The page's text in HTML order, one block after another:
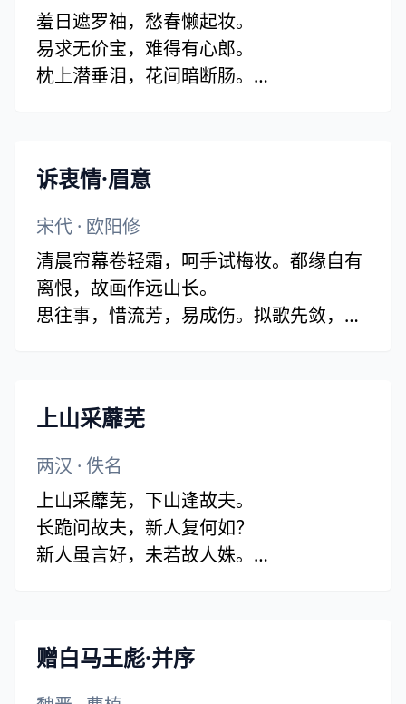
羞日遮罗袖，愁春懒起妆。
易求无价宝，难得有心郎。
枕上潜垂泪，花间暗断肠。
诉衷情·眉意
宋代 · 欧阳修
清晨帘幕卷轻霜，呵手试梅妆。都缘自有
离恨，故画作远山长。
思往事，惜流芳，易成伤。拟歌先敛，欲
上山采蘼芜
两汉 · 佚名
上山采蘼芜，下山逢故夫。
长跪问故夫，新人复何如？
新人虽言好，未若故人姝。
织缣日一匹，织素五丈余。
将缣来比素，新人不如故。
赠白马王彪·并序